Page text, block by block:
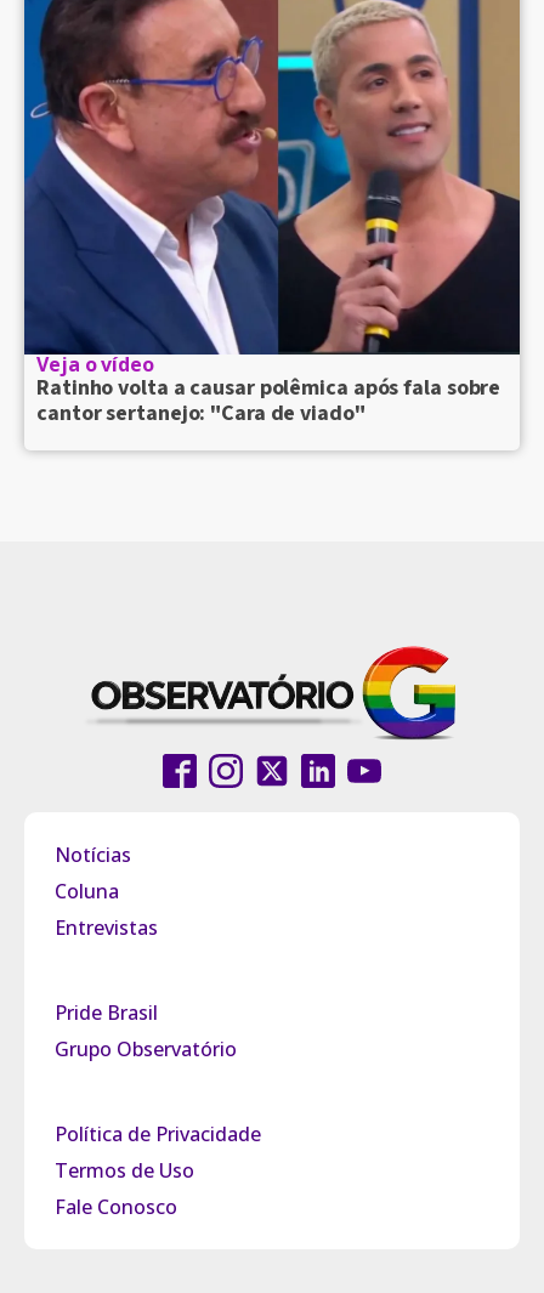
Veja o vídeo
Ratinho volta a causar polêmica após fala sobre
cantor sertanejo: "Cara de viado"
Notícias
Coluna
Entrevistas
Pride Brasil
Grupo Observatório
Política de Privacidade
Termos de Uso
Fale Conosco